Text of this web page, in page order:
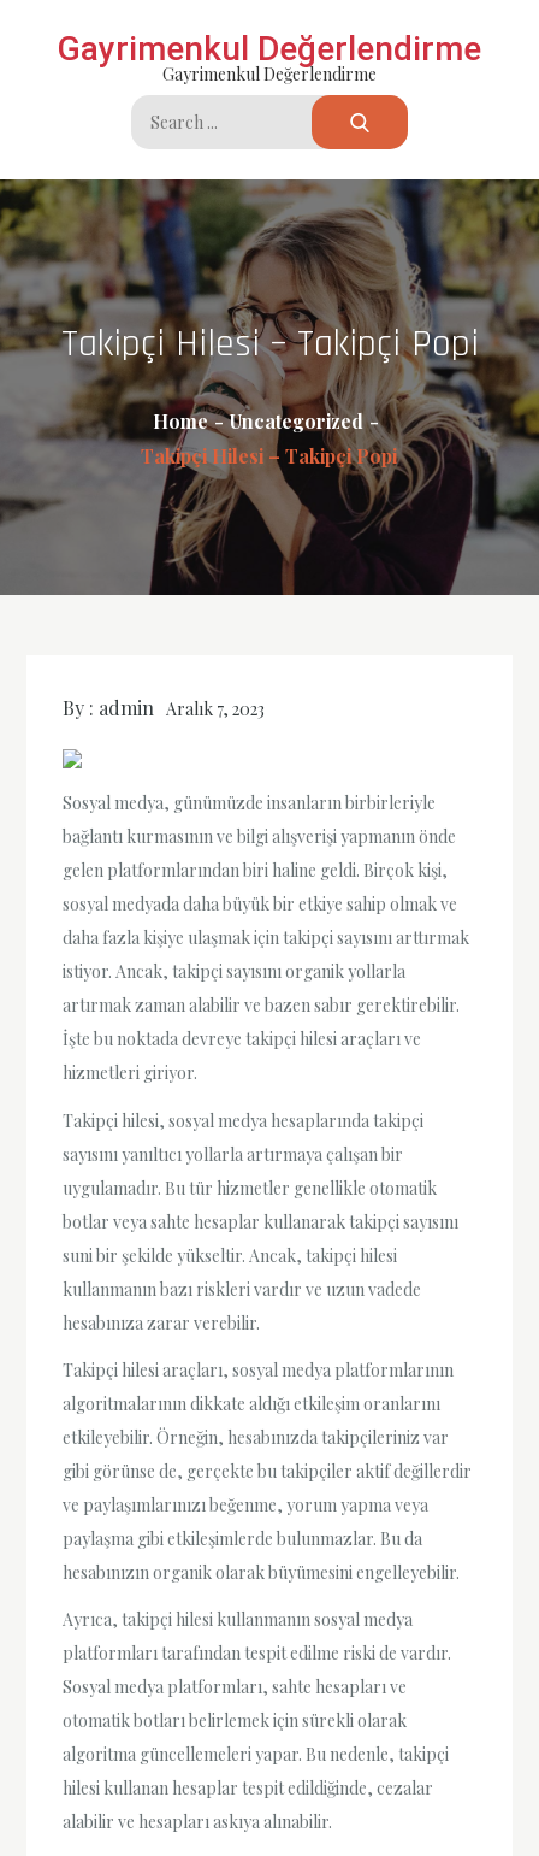
Gayrimenkul Değerlendirme
Gayrimenkul Değerlendirme
Search
for:
Takipçi Hilesi – Takipçi Popi
Home
Uncategorized
Takipçi Hilesi – Takipçi Popi
By : admin Aralık 7, 2023
Sosyal medya, günümüzde insanların birbirleriyle
bağlantı kurmasının ve bilgi alışverişi yapmanın önde
gelen platformlarından biri haline geldi. Birçok kişi,
sosyal medyada daha büyük bir etkiye sahip olmak ve
daha fazla kişiye ulaşmak için takipçi sayısını arttırmak
istiyor. Ancak, takipçi sayısını organik yollarla
artırmak zaman alabilir ve bazen sabır gerektirebilir.
İşte bu noktada devreye takipçi hilesi araçları ve
hizmetleri giriyor.
Takipçi hilesi, sosyal medya hesaplarında takipçi
sayısını yanıltıcı yollarla artırmaya çalışan bir
uygulamadır. Bu tür hizmetler genellikle otomatik
botlar veya sahte hesaplar kullanarak takipçi sayısını
suni bir şekilde yükseltir. Ancak, takipçi hilesi
kullanmanın bazı riskleri vardır ve uzun vadede
hesabınıza zarar verebilir.
Takipçi hilesi araçları, sosyal medya platformlarının
algoritmalarının dikkate aldığı etkileşim oranlarını
etkileyebilir. Örneğin, hesabınızda takipçileriniz var
gibi görünse de, gerçekte bu takipçiler aktif değillerdir
ve paylaşımlarınızı beğenme, yorum yapma veya
paylaşma gibi etkileşimlerde bulunmazlar. Bu da
hesabınızın organik olarak büyümesini engelleyebilir.
Ayrıca, takipçi hilesi kullanmanın sosyal medya
platformları tarafından tespit edilme riski de vardır.
Sosyal medya platformları, sahte hesapları ve
otomatik botları belirlemek için sürekli olarak
algoritma güncellemeleri yapar. Bu nedenle, takipçi
hilesi kullanan hesaplar tespit edildiğinde, cezalar
alabilir ve hesapları askıya alınabilir.